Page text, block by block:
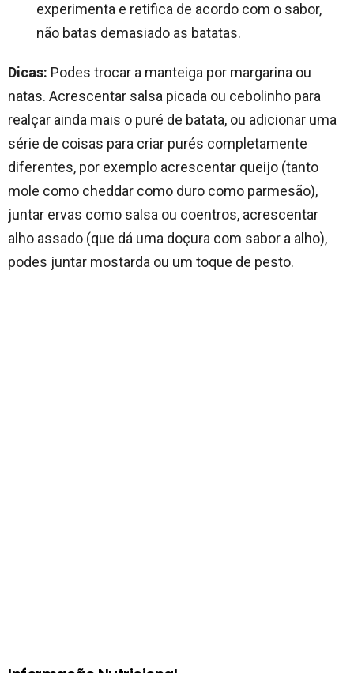
experimenta e retifica de acordo com o sabor,
não batas demasiado as batatas.
Dicas: Podes trocar a manteiga por margarina ou
natas. Acrescentar salsa picada ou cebolinho para
realçar ainda mais o puré de batata, ou adicionar uma
série de coisas para criar purés completamente
diferentes, por exemplo acrescentar queijo (tanto
mole como cheddar como duro como parmesão),
juntar ervas como salsa ou coentros, acrescentar
alho assado (que dá uma doçura com sabor a alho),
podes juntar mostarda ou um toque de pesto.